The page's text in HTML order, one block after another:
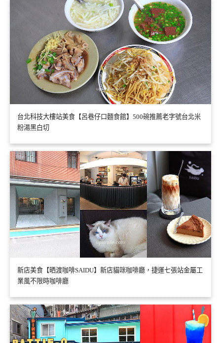
台北科技大樓站美食【呂巷仔口麵食館】500碗推薦老字號台北米
粉湯黑白切
新店美食【晒渡咖啡SAIDU】新店貓咪咖啡廳，捷運七張站金屬工
業風不限時咖啡廳